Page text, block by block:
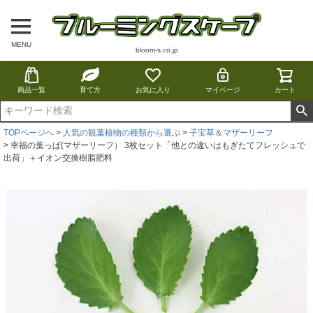
MENU
bloom-s.co.jp
商品一覧 育て方 お気に入り マイページ カート
TOPページへ 人気の観葉植物の種類から選ぶ
子宝草＆マザーリーフ
幸福の葉っぱ(マザーリーフ） 3枚セット「他との違いはもぎたてフレッシュで
出荷」＋イオン交換樹脂肥料